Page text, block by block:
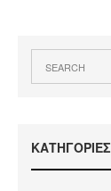
KΑΤΗΓΟΡΙΕΣ